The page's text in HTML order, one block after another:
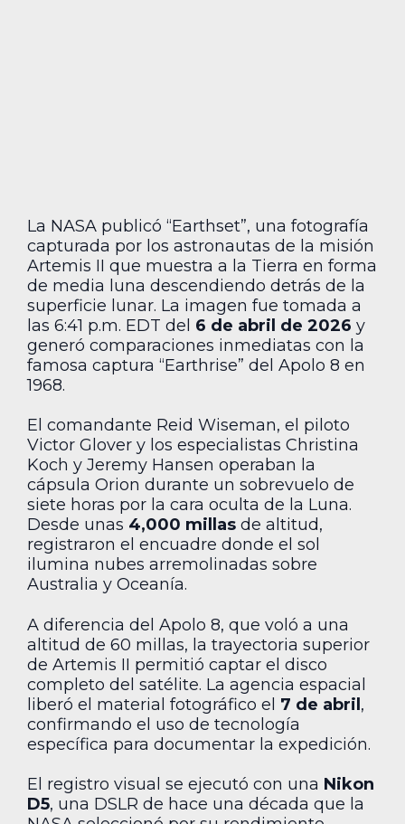
La NASA publicó “Earthset”, una fotografía
capturada por los astronautas de la misión
Artemis II que muestra a la Tierra en forma
de media luna descendiendo detrás de la
superficie lunar. La imagen fue tomada a
las 6:41 p.m. EDT del 6 de abril de 2026 y
generó comparaciones inmediatas con la
famosa captura “Earthrise” del Apolo 8 en
1968.
El comandante Reid Wiseman, el piloto
Victor Glover y los especialistas Christina
Koch y Jeremy Hansen operaban la
cápsula Orion durante un sobrevuelo de
siete horas por la cara oculta de la Luna.
Desde unas 4,000 millas de altitud,
registraron el encuadre donde el sol
ilumina nubes arremolinadas sobre
Australia y Oceanía.
A diferencia del Apolo 8, que voló a una
altitud de 60 millas, la trayectoria superior
de Artemis II permitió captar el disco
completo del satélite. La agencia espacial
liberó el material fotográfico el 7 de abril ,
confirmando el uso de tecnología
específica para documentar la expedición.
El registro visual se ejecutó con una Nikon
D5, una DSLR de hace una década que la